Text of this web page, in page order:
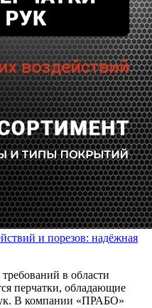
и порезов: надёжная
в области
перчатки, обладающие
В компании «ПРАБО»